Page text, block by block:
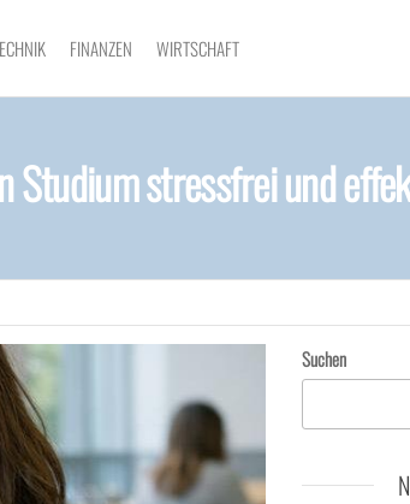
FINANZEN WIRTSCHAFT
Studium stressfrei und
Suchen